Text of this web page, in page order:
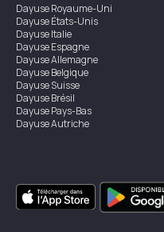
DayuseRoyaume-Uni
DayuseÉtats-Unis
DayuseItalie
DayuseEspagne
DayuseAllemagne
DayuseBelgique
DayuseSuisse
DayuseBrésil
DayusePays-Bas
DayuseAutriche
DayuseSingapour
DayuseSuède
DayuseThaïlande